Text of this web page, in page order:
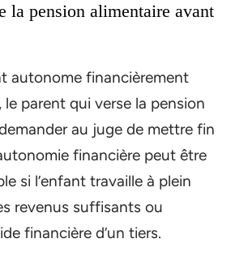
la pension alimentaire avant
autonome financièrement
le parent qui verse la pension
au juge de mettre fin
financière peut être
si l’enfant travaille à plein
revenus suffisants ou
financière d’un tiers.